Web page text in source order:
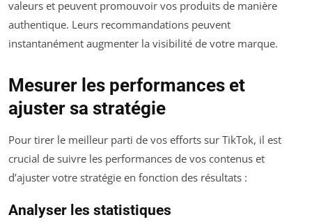
valeurs et peuvent promouvoir vos produits de manière
authentique. Leurs recommandations peuvent
instantanément augmenter la visibilité de votre marque.
Mesurer les performances et
ajuster sa stratégie
Pour tirer le meilleur parti de vos efforts sur TikTok, il est
crucial de suivre les performances de vos contenus et
d’ajuster votre stratégie en fonction des résultats :
Analyser les statistiques